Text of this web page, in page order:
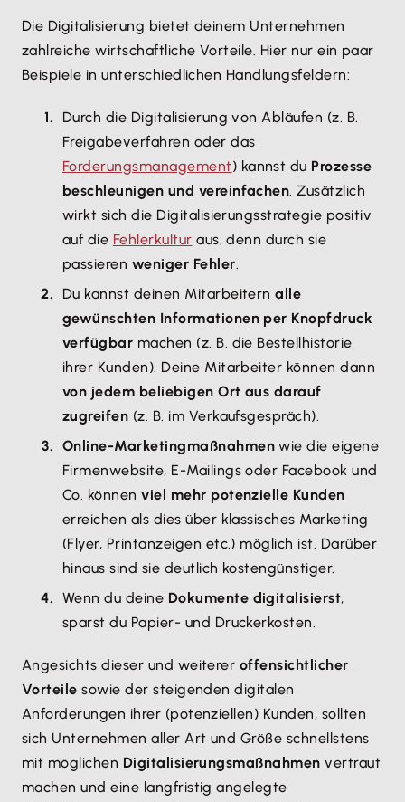
Die Digitalisierung bietet deinem Unternehmen
zahlreiche wirtschaftliche Vorteile. Hier nur ein paar
Beispiele in unterschiedlichen Handlungsfeldern:
Durch die Digitalisierung von Abläufen (z. B.
Freigabeverfahren oder das
Forderungsmanagement) kannst du Prozesse
beschleunigen und vereinfachen. Zusätzlich
wirkt sich die Digitalisierungsstrategie positiv
auf die Fehlerkultur aus, denn durch sie
passieren weniger Fehler.
Du kannst deinen Mitarbeiternalle
gewünschten Informationen per Knopfdruck
verfügbar machen (z. B. die Bestellhistorie
ihrer Kunden). Deine Mitarbeiter können dann
von jedem beliebigen Ort aus darauf
zugreifen (z. B. im Verkaufsgespräch).
Online-Marketingmaßnahmen wie die eigene
Firmenwebsite, E-Mailings oder Facebook und
Co. könnenviel mehr potenzielle Kunden
erreichen als dies über klassisches Marketing
(Flyer, Printanzeigen etc.) möglich ist. Darüber
hinaus sind sie deutlich kostengünstiger.
Wenn du deine Dokumente digitalisierst,
sparst du Papier- und Druckerkosten.
Angesichts dieser und weiterer offensichtlicher
Vorteile sowie der steigenden digitalen
Anforderungen ihrer (potenziellen) Kunden, sollten
sich Unternehmen aller Art und Größe schnellstens
mit möglichen Digitalisierungsmaßnahmen vertraut
machen und eine langfristig angelegte